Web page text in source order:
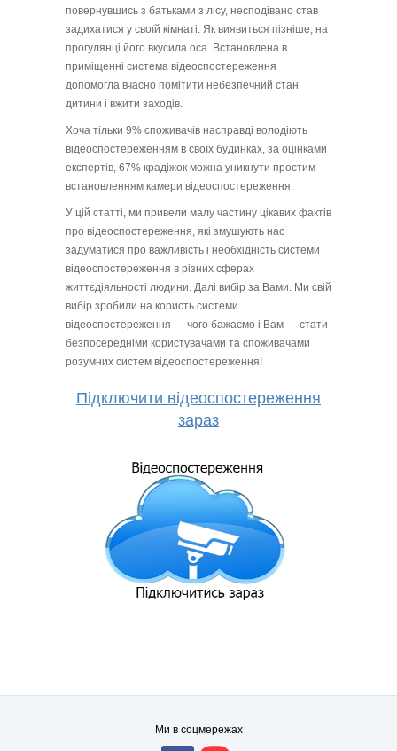
повернувшись з батьками з лісу, несподівано став
задихатися у своїй кімнаті. Як виявиться пізніше, на
прогулянці його вкусила оса. Встановлена в
приміщенні система відеоспостереження
допомогла вчасно помітити небезпечний стан
дитини і вжити заходів.
Хоча тільки 9% споживачів насправді володіють
відеоспостереженням в своїх будинках, за оцінками
експертів, 67% крадіжок можна уникнути простим
встановленням камери відеоспостереження.
У цій статті, ми привели малу частину цікавих фактів
про відеоспостереження, які змушують нас
задуматися про важливість і необхідність системи
відеоспостереження в різних сферах
життєдіяльності людини. Далі вибір за Вами. Ми свій
вибір зробили на користь системи
відеоспостереження — чого бажаємо і Вам — стати
безпосередніми користувачами та споживачами
розумних систем відеоспостереження!
Підключити відеоспостереження
зараз
Ми в соцмережах